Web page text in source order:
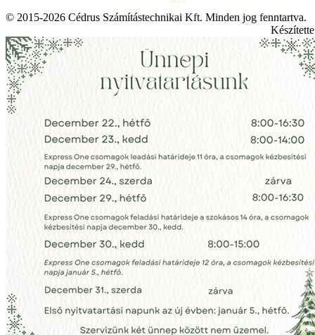
© 2015-2026 Cédrus Számítástechnikai Kft. Minden jog fenntartva.